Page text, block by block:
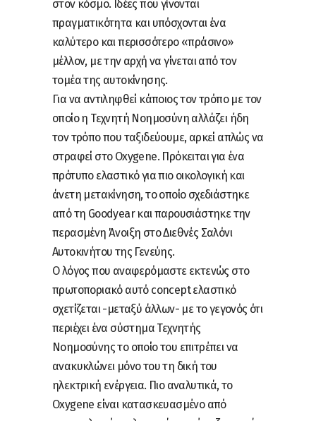
στον κόσμο. Ιδέες που γίνονται
πραγματικότητα και υπόσχονται ένα
καλύτερο και περισσότερο «πράσινο»
μέλλον, με την αρχή να γίνεται από τον
τομέα της αυτοκίνησης.
Για να αντιληφθεί κάποιος τον τρόπο με τον
οποίο η Τεχνητή Νοημοσύνη αλλάζει ήδη
τον τρόπο που ταξιδεύουμε, αρκεί απλώς να
στραφεί στο Oxygene. Πρόκειται για ένα
πρότυπο ελαστικό για πιο οικολογική και
άνετη μετακίνηση, το οποίο σχεδιάστηκε
από τη Goodyear και παρουσιάστηκε την
περασμένη Άνοιξη στο Διεθνές Σαλόνι
Αυτοκινήτου της Γενεύης.
Ο λόγος που αναφερόμαστε εκτενώς στο
πρωτοποριακό αυτό concept ελαστικό
σχετίζεται -μεταξύ άλλων- με το γεγονός ότι
περιέχει ένα σύστημα Τεχνητής
Νοημοσύνης το οποίο του επιτρέπει να
ανακυκλώνει μόνο του τη δική του
ηλεκτρική ενέργεια. Πιο αναλυτικά, το
Oxygene είναι κατασκευασμένο από